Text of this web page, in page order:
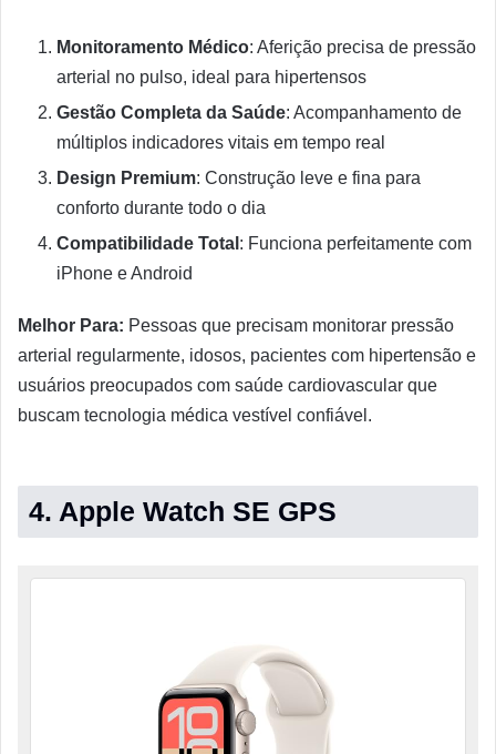
Monitoramento Médico: Aferição precisa de pressão
arterial no pulso, ideal para hipertensos
Gestão Completa da Saúde: Acompanhamento de
múltiplos indicadores vitais em tempo real
Design Premium: Construção leve e fina para
conforto durante todo o dia
Compatibilidade Total : Funciona perfeitamente com
iPhone e Android
Melhor Para: Pessoas que precisam monitorar pressão
arterial regularmente, idosos, pacientes com hipertensão e
usuários preocupados com saúde cardiovascular que
buscam tecnologia médica vestível confiável.
4. Apple Watch SE GPS